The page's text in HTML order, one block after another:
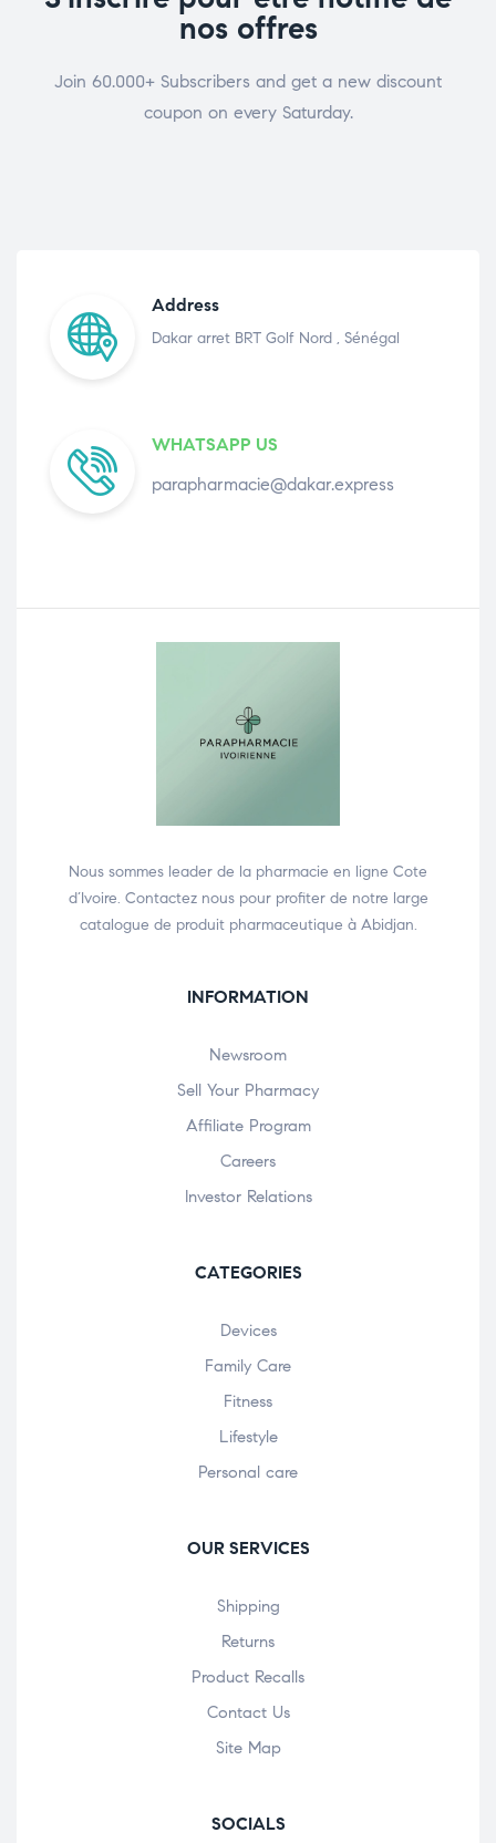
nos offres
Join 60.000+ Subscribers and get a new discount
coupon on every Saturday.
Address
Dakar arret BRT Golf Nord , Sénégal
WHATSAPP US
parapharmacie@dakar.express
Nous sommes leader de la pharmacie en ligne Cote
d’Ivoire. Contactez nous pour profiter de notre large
catalogue de produit pharmaceutique à Abidjan.
INFORMATION
Newsroom
Sell Your Pharmacy
Affiliate Program
Careers
Investor Relations
CATEGORIES
Devices
Family Care
Fitness
Lifestyle
Personal care
OUR SERVICES
Shipping
Returns
Product Recalls
Contact Us
Site Map
SOCIALS